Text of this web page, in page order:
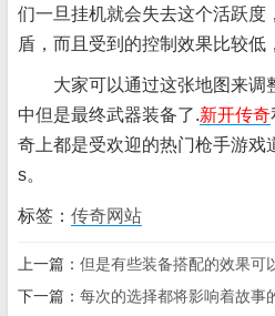
们一旦挂机就会失去这个活跃度
盾，而且受到的控制效果比较低
大家可以通过这张地图来调
中但是最终武器装备了.新开传奇
奇上都是受欢迎的热门枪手游戏
s。
标签： 传奇网站
上一篇： 但是有些装备搭配的效果可
下一篇： 每次的选择都将影响着故事